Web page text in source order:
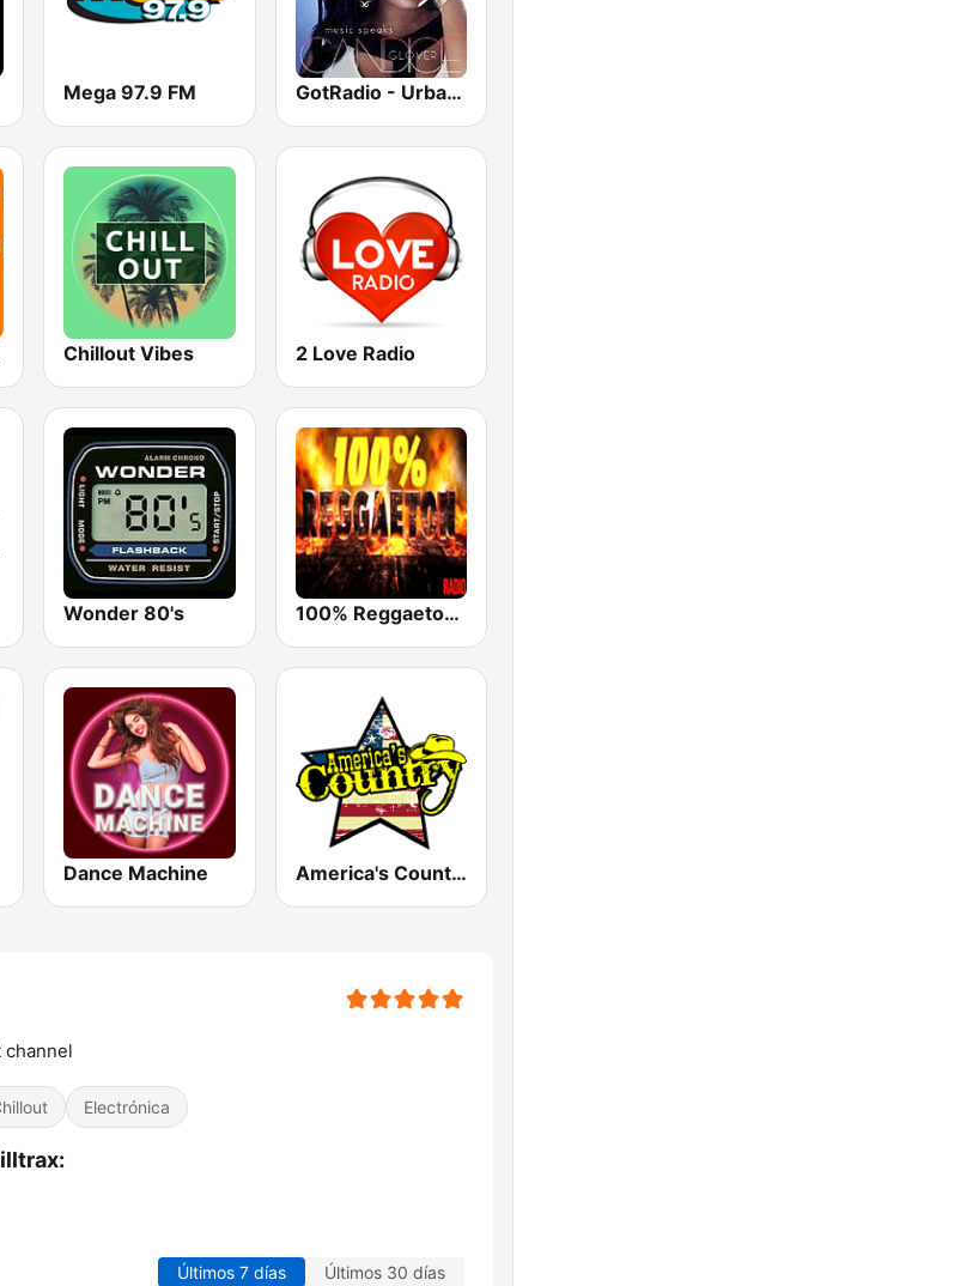
Mega 97.9 FM GotRadio - Urban Lounge
Chillout Vibes 2 Love Radio
Wonder 80's 100% Reggaeton Radio
Dance Machine America's Country
Electrónica
Últimos 7 días Últimos 30 días